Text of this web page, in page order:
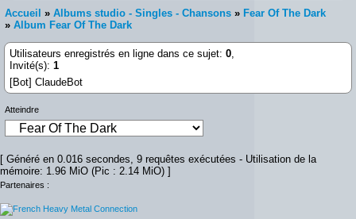
Accueil » Albums studio - Singles - Chansons » Fear Of The Dark
» Album Fear Of The Dark
Utilisateurs enregistrés en ligne dans ce sujet: 0
Invité(s): 1
[Bot] ClaudeBot
Atteindre
[ Généré en 0.016 secondes, 9 requêtes exécutées - Utilisation de la
mémoire: 1.96 MiO (Pic : 2.14 MiO) ]
Partenaires :